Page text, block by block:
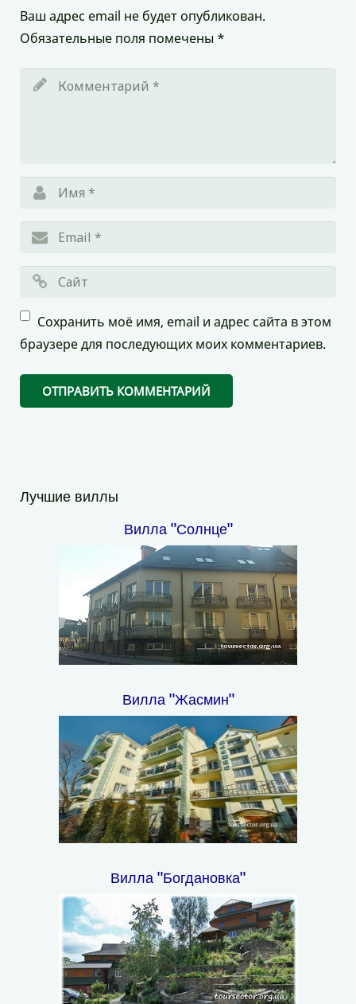
Ваш адрес email не будет опубликован.
Обязательные поля помечены *
Сохранить моё имя, email и адрес сайта в этом
браузере для последующих моих комментариев.
Лучшие виллы
Вилла "Солнце"
Вилла "Жасмин"
Вилла "Богдановка"